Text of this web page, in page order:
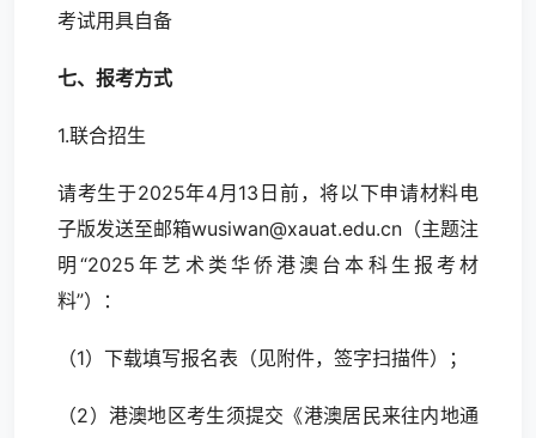
考试用具自备
七、报考方式
1.联合招生
请考生于2025年4月13日前，将以下申请材料电
子版发送至邮箱wusiwan@xauat.edu.cn（主题注
明“2025年艺术类华侨港澳台本科生报考材
料”）：
（1）下载填写报名表（见附件，签字扫描件）；
（2）港澳地区考生须提交《港澳居民来往内地通